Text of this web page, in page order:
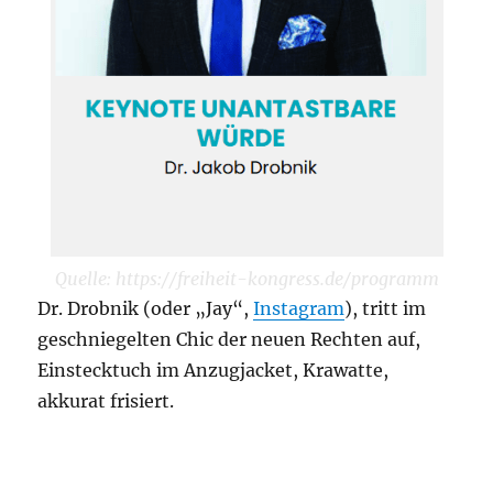
Quelle: https://freiheit-kongress.de/programm
Dr. Drobnik (oder „Jay“,Instagram), tritt im
geschniegelten Chic der neuen Rechten auf,
Einstecktuch im Anzugjacket, Krawatte,
akkurat frisiert.